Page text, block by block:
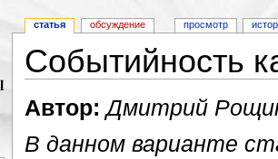
Событийность
Автор: Дмитрий
В данном варианте
статья обсуждение просмотр